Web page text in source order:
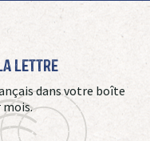
Lettre
dans votre boîte
mois.